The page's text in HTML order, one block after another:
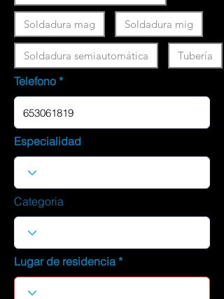
Soldadura mag Soldadura mig
Soldadura semiautomática Tubería
Telefono
Especialidad
Categoria
Lugar de residencia